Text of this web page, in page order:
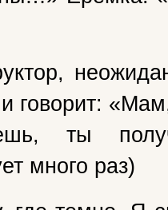
говорит:
ты
много раз)